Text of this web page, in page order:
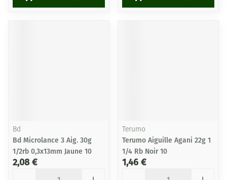
Bd
Bd Microlance 3 Aig. 30g
1/2rb 0,3x13mm Jaune 10
2,08 €
Terumo
Terumo Aiguille Agani 22g 1
1/4 Rb Noir 10
1,46 €